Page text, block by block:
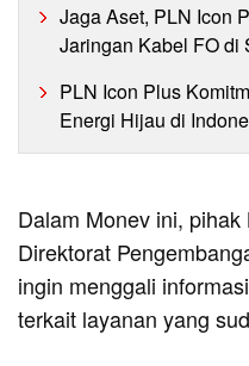
Jaga Aset, PLN Icon
Jaringan Kabel FO di
PLN Icon Plus
Energi Hijau di
Dalam Monev ini,
Direktorat
ingin menggali
terkait layanan yang